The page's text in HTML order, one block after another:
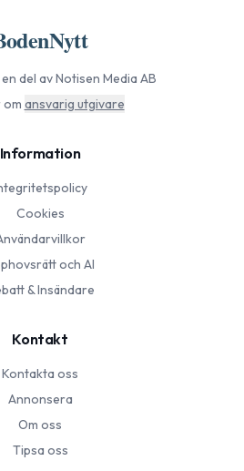
del av Notisen Media AB
om ansvarig utgivare
Information
Cookies
och AI
& Insändare
Kontakt
Kontakta oss
Annonsera
Om oss
Tipsa oss